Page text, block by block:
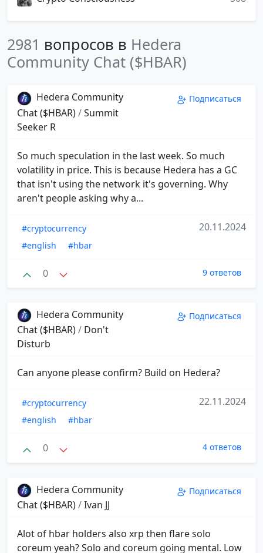
2981 вопросов в Hedera
Community Chat ($HBAR)
Hedera Community
Chat ($HBAR)/Summit
Seeker R
Подписаться
So much speculation in the last week. So much
volatility in price. This is because Hedera has a GC
that isn't using the network it's governing. Why
aren't people asking why a...
#cryptocurrency
#english
#hbar
20.11.2024
0 9 ответов
Hedera Community
Chat ($HBAR)/ Don't
Disturb
Подписаться
Can anyone please confirm? Build on Hedera?
#cryptocurrency
#english
#hbar
22.11.2024
0 4 ответов
Hedera Community
Chat ($HBAR)/Ivan JJ
Подписаться
Alot of hbar holders also xrp then flare solo
coreum yeah? Solo and coreum going mental. Low